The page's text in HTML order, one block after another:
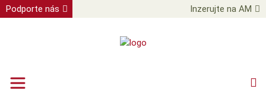
Podporte nás Inzerujte na AM